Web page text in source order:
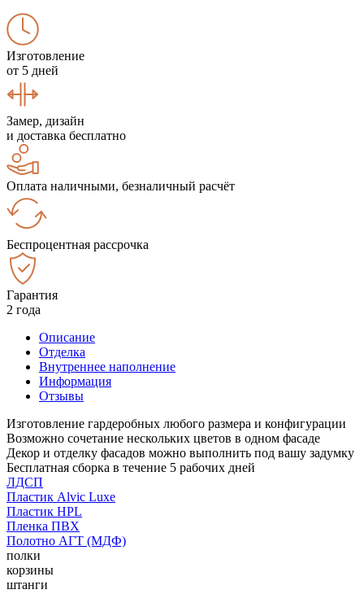
Изготовление
от 5 дней
Замер, дизайн
и доставка бесплатно
Оплата наличными, безналичный расчёт
Беспроцентная рассрочка
Гарантия
2 года
Описание
Отделка
Внутреннее наполнение
Информация
Отзывы
Изготовление гардеробных любого размера и конфигурации
Возможно сочетание нескольких цветов в одном фасаде
Декор и отделку фасадов можно выполнить под вашу задумку
Бесплатная сборка в течение 5 рабочих дней
ЛДСП
Пластик Alvic Luxe
Пластик HPL
Пленка ПВХ
Полотно АГТ (МДФ)
полки
корзины
штанги